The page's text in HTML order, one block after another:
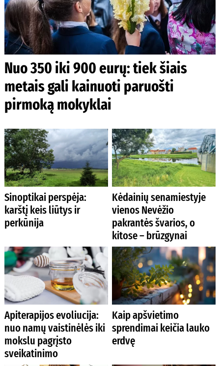
Nuo 350 iki 900 eurų: tiek šiais
metais gali kainuoti paruošti
pirmoką mokyklai
Sinoptikai perspėja:
karštį keis liūtys ir
perkūnija
Kėdainių senamiestyje
vienos Nevėžio
pakrantės švarios, o
kitose – brūzgynai
Apiterapijos evoliucija:
nuo namų vaistinėlės iki
mokslu pagrįsto
sveikatinimo
Kaip apšvietimo
sprendimai keičia lauko
erdvę